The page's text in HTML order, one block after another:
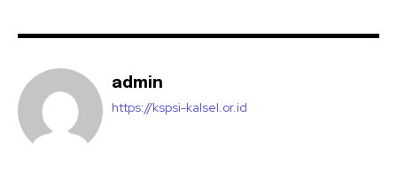
admin
https://kspsi-kalsel.or.id